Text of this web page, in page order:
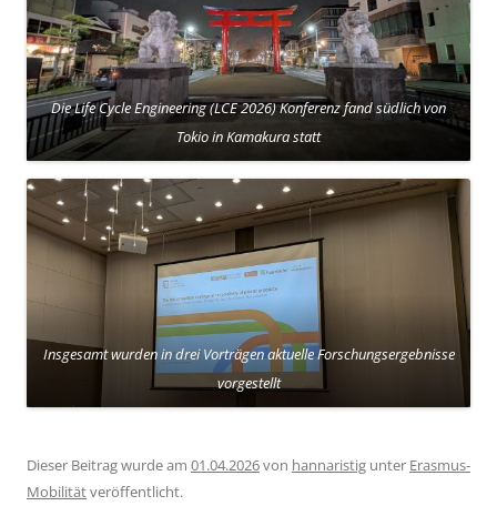
Die Life Cycle Engineering (LCE 2026) Konferenz fand südlich von
Tokio in Kamakura statt
Insgesamt wurden in drei Vorträgen aktuelle Forschungsergebnisse
vorgestellt
Dieser Beitrag wurde am 01.04.2026von hannaristig unter Erasmus-
Mobilitätveröffentlicht.